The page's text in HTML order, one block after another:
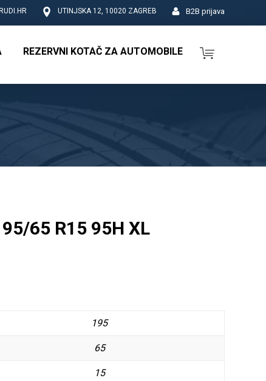
B2B prijava
UTINJSKA 12, 10020 ZAGREB
REZERVNI KOTAČ ZA AUTOMOBILE
65 R15 95H XL
195
65
15